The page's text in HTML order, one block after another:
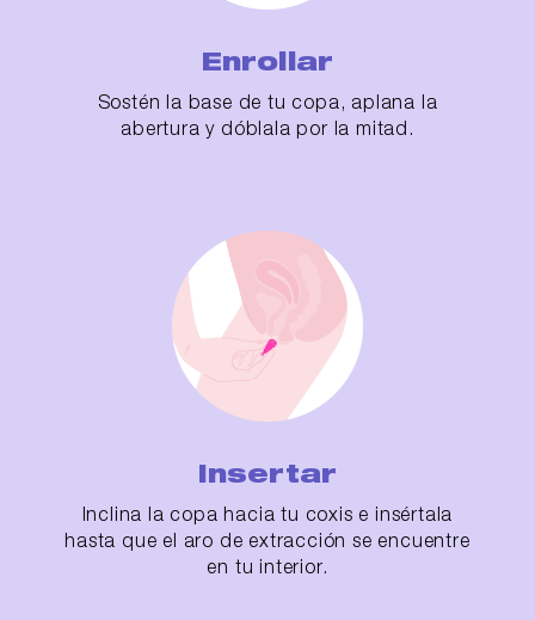
Enrollar
Sostén la base de tu copa, aplana la
abertura y dóblala por la mitad.
Insertar
Inclina la copa hacia tu coxis e insértala
hasta que el aro de extracción se encuentre
en tu interior.